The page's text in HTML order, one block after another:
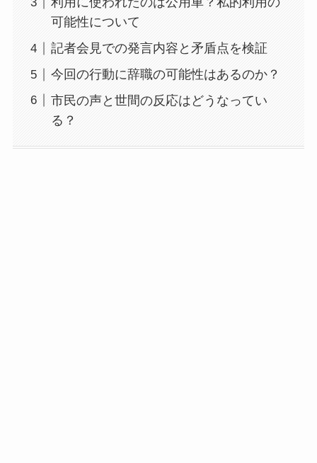
可能性について
記者会見での発言内容と矛盾点を検証
今回の行動に辞職の可能性はあるのか？
市民の声と世間の反応はどうなってい
る？